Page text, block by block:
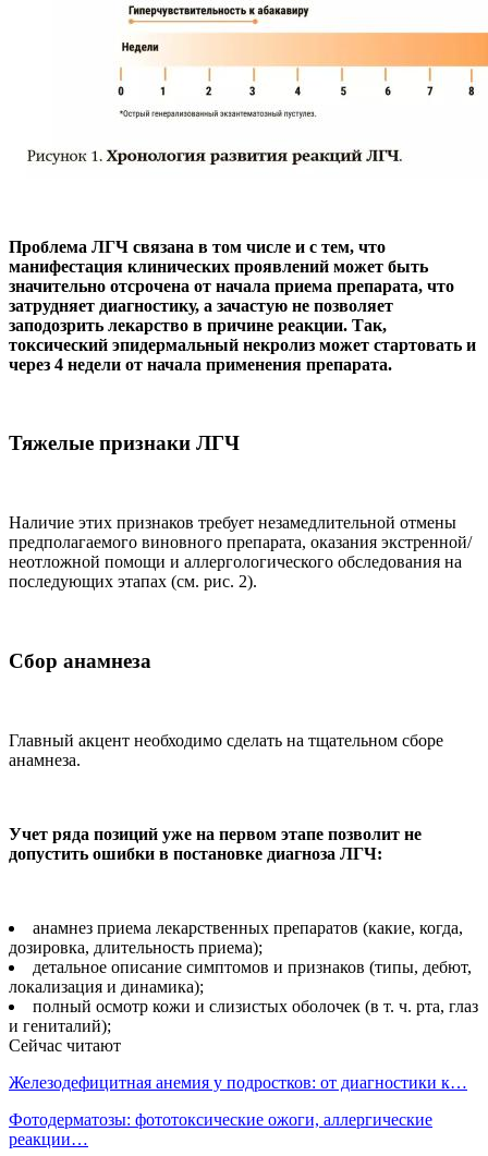
Проблема ЛГЧ связана в том числе и с тем, что
манифестация клинических проявлений может быть
значительно отсрочена от начала приема препарата, что
затрудняет диагностику, а зачастую не позволяет
заподозрить лекарство в причине реакции. Так,
токсический эпидермальный некролиз может стартовать и
через 4 недели от начала применения препарата.
Тяжелые признаки ЛГЧ
Наличие этих признаков требует незамедлительной отмены
предполагаемого виновного препарата, оказания экстренной/
неотложной помощи и аллергологического обследования на
последующих этапах (см. рис. 2).
Сбор анамнеза
Главный акцент необходимо сделать на тщательном сборе
анамнеза.
Учет ряда позиций уже на первом этапе позволит не
допустить ошибки в постановке диагноза ЛГЧ:
анамнез приема лекарственных препаратов (какие, когда,
дозировка, длительность приема);
детальное описание симптомов и признаков (типы, дебют,
локализация и динамика);
полный осмотр кожи и слизистых оболочек (в т. ч. рта, глаз
и гениталий);
Сейчас читают
Железодефицитная анемия у подростков: от диагностики к…
Фотодерматозы: фототоксические ожоги, аллергические
реакции…